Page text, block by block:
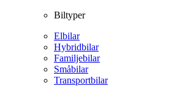
Biltyper
Elbilar
Hybridbilar
Familjebilar
Småbilar
Transportbilar